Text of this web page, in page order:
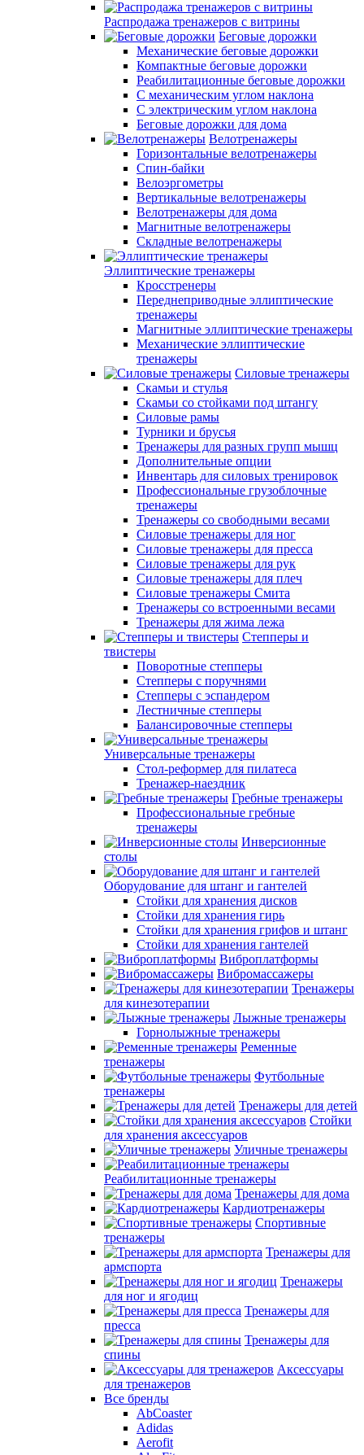
Распродажа тренажеров с витрины
Беговые дорожки
Механические беговые дорожки
Компактные беговые дорожки
Реабилитационные беговые дорожки
С механическим углом наклона
С электрическим углом наклона
Беговые дорожки для дома
Велотренажеры
Горизонтальные велотренажеры
Спин-байки
Велоэргометры
Вертикальные велотренажеры
Велотренажеры для дома
Магнитные велотренажеры
Складные велотренажеры
Эллиптические тренажеры
Кросстренеры
Переднеприводные эллиптические
тренажеры
Магнитные эллиптические тренажеры
Механические эллиптические
тренажеры
Силовые тренажеры
Скамьи и стулья
Скамьи со стойками под штангу
Силовые рамы
Турники и брусья
Тренажеры для разных групп мышц
Дополнительные опции
Инвентарь для силовых тренировок
Профессиональные грузоблочные
тренажеры
Тренажеры со свободными весами
Силовые тренажеры для ног
Силовые тренажеры для пресса
Силовые тренажеры для рук
Силовые тренажеры для плеч
Силовые тренажеры Смита
Тренажеры со встроенными весами
Тренажеры для жима лежа
Степперы и
твистеры
Поворотные степперы
Степперы с поручнями
Степперы с эспандером
Лестничные степперы
Балансировочные степперы
Универсальные тренажеры
Стол-реформер для пилатеса
Тренажер-наездник
Гребные тренажеры
Профессиональные гребные
тренажеры
Инверсионные
столы
Оборудование для штанг и гантелей
Стойки для хранения дисков
Стойки для хранения гирь
Стойки для хранения грифов и штанг
Стойки для хранения гантелей
Виброплатформы
Вибромассажеры
Тренажеры
для кинезотерапии
Лыжные тренажеры
Горнолыжные тренажеры
Ременные
тренажеры
Футбольные
тренажеры
Тренажеры для детей
Стойки
для хранения аксессуаров
Уличные тренажеры
Реабилитационные тренажеры
Тренажеры для дома
Кардиотренажеры
Спортивные
тренажеры
Тренажеры для
армспорта
Тренажеры
для ног и ягодиц
Тренажеры для
пресса
Тренажеры для
спины
Аксессуары
для тренажеров
Все бренды
AbCoaster
Adidas
Aerofit